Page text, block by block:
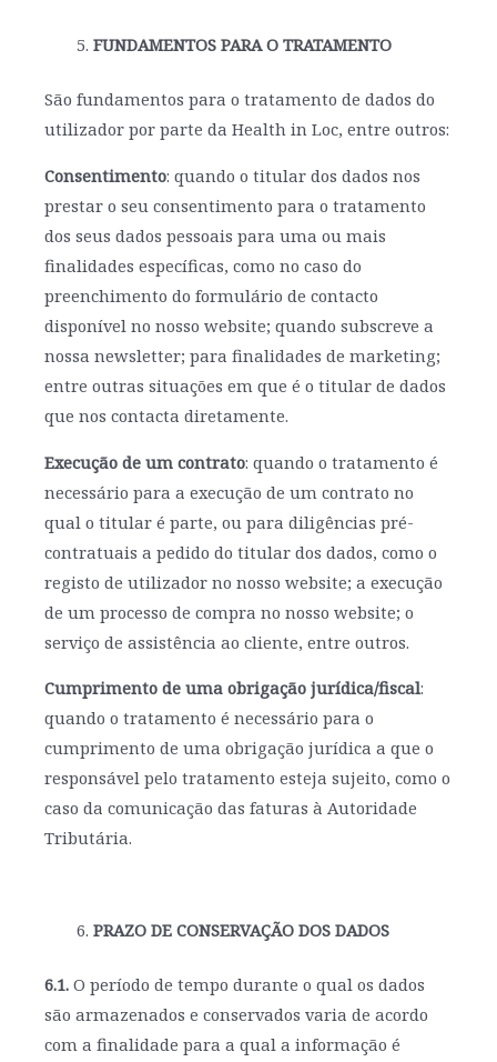
FUNDAMENTOS PARA O TRATAMENTO
São fundamentos para o tratamento de dados do
utilizador por parte da Health in Loc, entre outros:
Consentimento: quando o titular dos dados nos
prestar o seu consentimento para o tratamento
dos seus dados pessoais para uma ou mais
finalidades específicas, como no caso do
preenchimento do formulário de contacto
disponível no nosso website; quando subscreve a
nossa newsletter; para finalidades de marketing;
entre outras situações em que é o titular de dados
que nos contacta diretamente.
Execução de um contrato: quando o tratamento é
necessário para a execução de um contrato no
qual o titular é parte, ou para diligências pré-
contratuais a pedido do titular dos dados, como o
registo de utilizador no nosso website; a execução
de um processo de compra no nosso website; o
serviço de assistência ao cliente, entre outros.
Cumprimento de uma obrigação jurídica/fiscal:
quando o tratamento é necessário para o
cumprimento de uma obrigação jurídica a que o
responsável pelo tratamento esteja sujeito, como o
caso da comunicação das faturas à Autoridade
Tributária.
PRAZO DE CONSERVAÇÃO DOS DADOS
6.1. O período de tempo durante o qual os dados
são armazenados e conservados varia de acordo
com a finalidade para a qual a informação é